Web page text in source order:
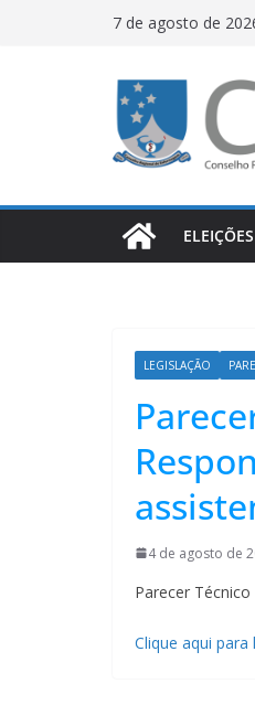
7 de agosto de
ELEIÇÕES
LEGISLAÇÃO
4 de agosto de
Parecer
Clique aqui